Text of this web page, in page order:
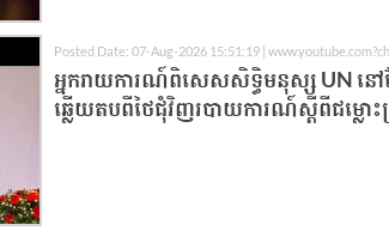
Posted Date: 07-Aug-2026 15:51:19 |
អ្នករាយការណ៍ពិសេសសិទ្ធិមនុស្ស UN នៅ
ឆ្លើយតបពីថៃជុំវិញរបាយការណ៍ស្តីពីជម្លោះ